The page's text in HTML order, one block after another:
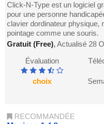
Click-N-Type est un logiciel
pour une personne
clavier dordinateur physique,
pointage comme une souris.
Gratuit (Free),Actualisé 28
Évaluation
choix
RECOMMANDÉE